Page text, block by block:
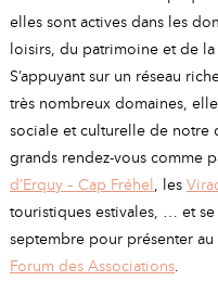
elles sont actives dans les
loisirs, du patrimoine et de la
S’appuyant sur un réseau
très nombreux domaines,
sociale et culturelle de notre
grands rendez-vous comme
d’Erquy – Cap Fréhel , les
touristiques estivales, … et
septembre pour présenter
Forum des Associations.